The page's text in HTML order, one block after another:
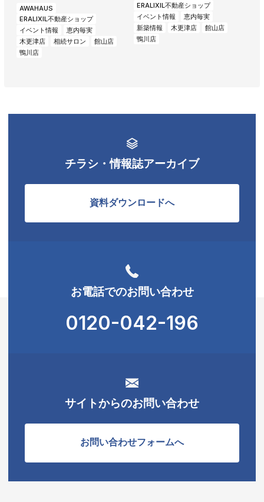
AWAHAUS
ERALIXIL不動産ショップ
イベント情報
恵内毎実
木更津店
相続サロン
館山店
鴨川店
ERALIXIL不動産ショップ
イベント情報
恵内毎実
新築情報
木更津店
館山店
鴨川店
チラシ・情報誌アーカイブ
資料ダウンロードへ
お電話でのお問い合わせ
0120-042-196
サイトからのお問い合わせ
お問い合わせフォームへ